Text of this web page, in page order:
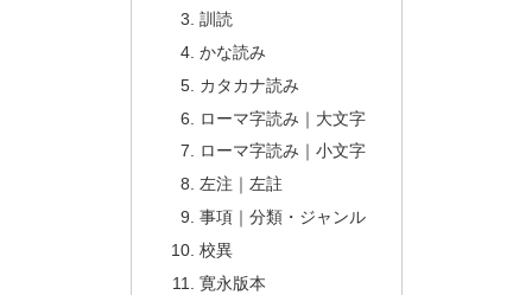
訓読
かな読み
カタカナ読み
ローマ字読み｜大文字
ローマ字読み｜小文字
左注｜左註
事項｜分類・ジャンル
校異
寛永版本